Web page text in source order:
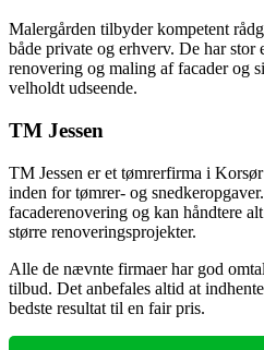
Malergården tilbyder kompetent
både private og erhverv. De har stor
renovering og maling af facader og
velholdt udseende.
TM Jessen
TM Jessen er et tømrerfirma i
inden for tømrer- og
facaderenovering og kan håndtere
større renoveringsprojekter.
Alle de nævnte firmaer har god
tilbud. Det anbefales altid at
bedste resultat til en fair pris.